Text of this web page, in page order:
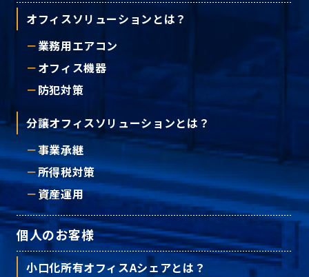
オフィスソリューションとは？
業務用エアコン
オフィス機器
防犯対策
分譲オフィスソリューションとは？
事業承継
所得税対策
資産運用
個人のお客様
小口化所有オフィスAシェアとは？